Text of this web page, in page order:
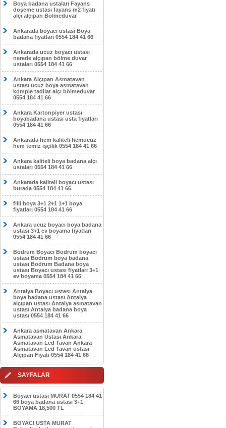
Boya badana ustaları Fayans
döşeme ustası fayans m2 fiyatı
alçı alçıpan Bölmeduvar
Ankarada boyacı ustası Boya
badana fiyatları 0554 184 41 66
Ankarada ucuz boyacı ustası
nerede alçıpan bölme duvar
ustaları 0554 184 41 66
Ankara Alçıpan Asmatavan
ustası ucuz boya asmatavan
komple tadilat alçı bölmeduvar
0554 184 41 66
Ankara Kartonpiyer ustası
boyabadana ustası usta fiyatları
0554 184 41 66
Ankarada hem kaliteli hemucuz
hem temiz işçilik 0554 184 41 66
Ankara kaliteli boya badana alçı
ustaları 0554 184 41 66
Ankarada kaliteli boyacı ustası
burada 0554 184 41 66
filli boya 3+1 2+1 1+1 boya
fiyatları 0554 184 41 66
Ankara ucuz boyacı boya badana
ustası 3+1 ev boyama fiyatları
0554 184 41 66
Bodrum Boyacı Bodrum boyacı
ustası Bodrum boya badana
ustası Bodrum Badana boya
ustası Boyacı ustası fiyatları 3+1
ev boyama 0554 184 41 66
Antalya Boyacı ustası Antalya
boya badana ustası Antalya
alçıpan ustası Antalya asmatavan
ustası Antalya badana boya
ustası 0554 184 41 66
Ankara asmatavan Ankara
Asmatavan Ustası Ankara
Asmatavan Led Tavan Ankara
Asmatavan Led Tavan ustası
Alçıpan Fiyatı 0554 184 41 66
SAYFALAR
Boyacı ustası MURAT 0554 184 41
66 boya badana ustası 3+1
BOYAMA 18,500 TL
BOYACI USTA MURAT